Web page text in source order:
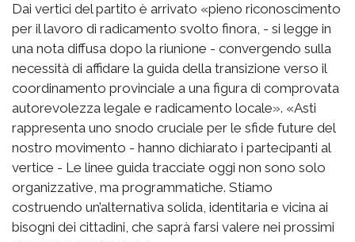
Dai vertici del partito è arrivato «pieno riconoscimento
per il lavoro di radicamento svolto finora, - si legge in
una nota diffusa dopo la riunione - convergendo sulla
necessità di affidare la guida della transizione verso il
coordinamento provinciale a una figura di comprovata
autorevolezza legale e radicamento locale». «Asti
rappresenta uno snodo cruciale per le sfide future del
nostro movimento - hanno dichiarato i partecipanti al
vertice - Le linee guida tracciate oggi non sono solo
organizzative, ma programmatiche. Stiamo
costruendo un’alternativa solida, identitaria e vicina ai
bisogni dei cittadini, che saprà farsi valere nei prossimi